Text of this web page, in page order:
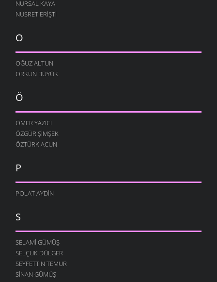
NURSAL KAYA
NUSRET ERIŞTI
O
OĞUZ ALTUN
ORKUN BÜYÜK
Ö
ÖMER YAZICI
ÖZGÜR ŞIMŞEK
ÖZTÜRK ACUN
P
POLAT AYDIN
S
SELAMI GÜMÜŞ
SELÇUK DÜLGER
SEYFETTIN TEMUR
SINAN GÜMÜŞ